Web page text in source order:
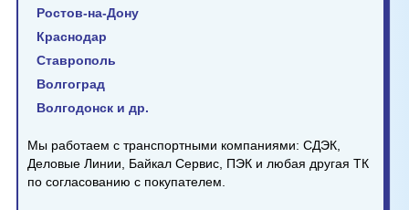
Ростов-на-Дону
Краснодар
Ставрополь
Волгоград
Волгодонск и др.
Мы работаем с транспортными компаниями: СДЭК,
Деловые Линии, Байкал Сервис, ПЭК и любая другая ТК
по согласованию с покупателем.